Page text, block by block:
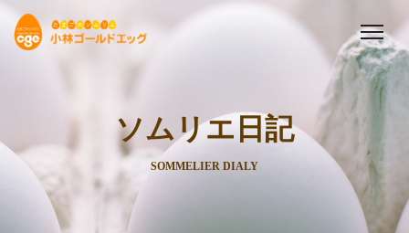
ソムリエ日記
SOMMELIER DIALY